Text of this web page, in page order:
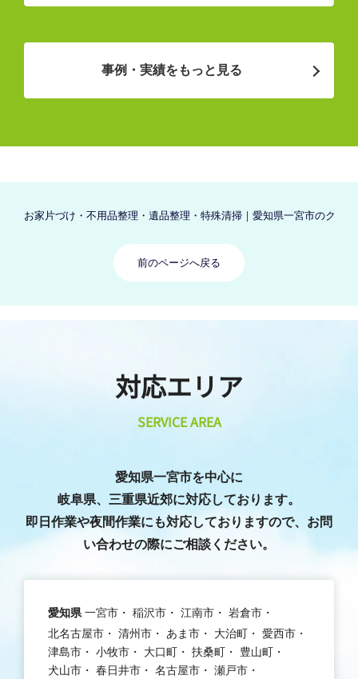
事例・実績をもっと見る
お家片づけ・不用品整理・遺品整理・特殊清掃｜愛知県一宮市のクリ
前のページへ戻る
対応エリア
SERVICE AREA
愛知県一宮市を中心に
岐阜県、三重県近郊に対応しております。
即日作業や夜間作業にも対応しておりますので、お問
い合わせの際にご相談ください。
愛知県 一宮市 稲沢市 江南市
岩倉市
北名古屋市
清州市 あま市 大治町
愛西市
津島市
小牧市 大口町 扶桑町
豊山町
犬山市
春日井市 名古屋市
瀬戸市